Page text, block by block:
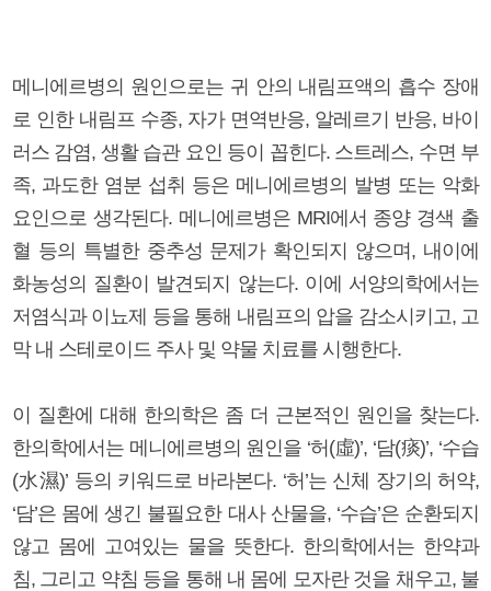
메니에르병의 원인으로는 귀 안의 내림프액의 흡수 장애
로 인한 내림프 수종, 자가 면역반응, 알레르기 반응, 바이
러스 감염, 생활 습관 요인 등이 꼽힌다. 스트레스, 수면 부
족, 과도한 염분 섭취 등은 메니에르병의 발병 또는 악화
요인으로 생각된다. 메니에르병은 MRI에서 종양 경색 출
혈 등의 특별한 중추성 문제가 확인되지 않으며, 내이에
화농성의 질환이 발견되지 않는다. 이에 서양의학에서는
저염식과 이뇨제 등을 통해 내림프의 압을 감소시키고, 고
막 내 스테로이드 주사 및 약물 치료를 시행한다.
이 질환에 대해 한의학은 좀 더 근본적인 원인을 찾는다.
한의학에서는 메니에르병의 원인을 ‘허(虛)’, ‘담(痰)’, ‘수습
(水濕)’ 등의 키워드로 바라본다. ‘허’는 신체 장기의 허약,
‘담’은 몸에 생긴 불필요한 대사 산물을, ‘수습’은 순환되지
않고 몸에 고여있는 물을 뜻한다. 한의학에서는 한약과
침, 그리고 약침 등을 통해 내 몸에 모자란 것을 채우고, 불